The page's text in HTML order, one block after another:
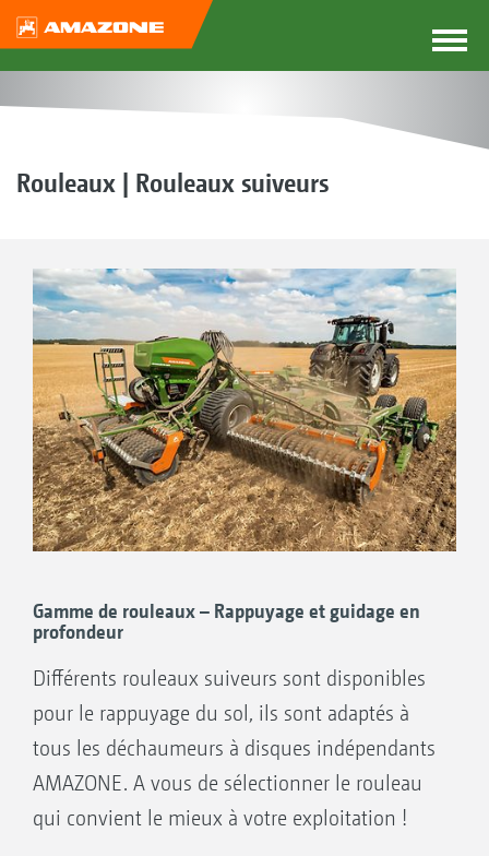
Rouleaux | Rouleaux suiveurs
Gamme de rouleaux – Rappuyage et guidage en
profondeur
Différents rouleaux suiveurs sont disponibles
pour le rappuyage du sol, ils sont adaptés à
tous les déchaumeurs à disques indépendants
AMAZONE. A vous de sélectionner le rouleau
qui convient le mieux à votre exploitation !